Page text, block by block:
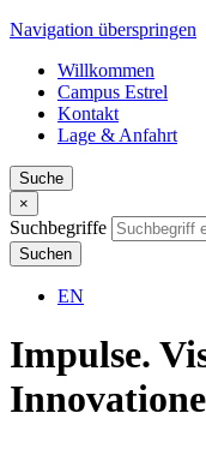
Navigation überspringen
Willkommen
Campus Estrel
Kontakt
Lage & Anfahrt
Suche
×
Suchbegriffe
Suchen
EN
Impulse.